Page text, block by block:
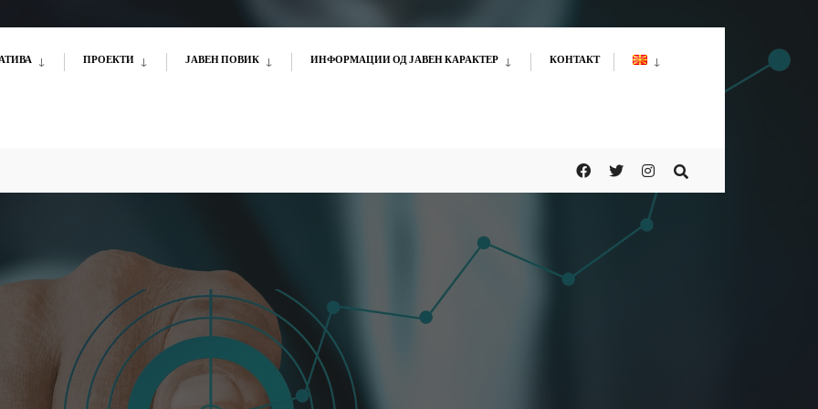
ПРОЕКТИ ЈАВЕН ПОВИК ИНФОРМАЦИИ ОД ЈАВЕН КАРАКТЕР КОНТАКТ